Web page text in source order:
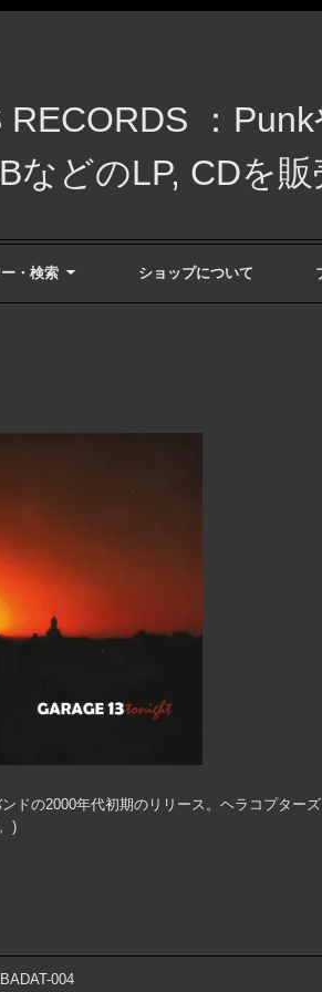
RECORDS ：
などのLP, CDを販
・検索 ショップについて
ドの2000年代初期のリリース。ヘラコプター
)
004